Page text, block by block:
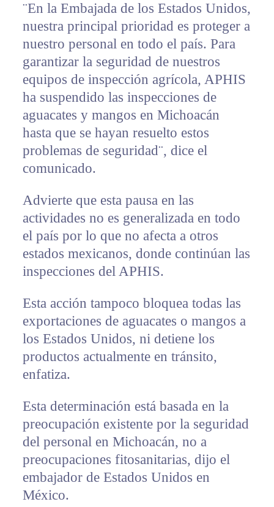
¨En la Embajada de los Estados Unidos,
nuestra principal prioridad es proteger a
nuestro personal en todo el país. Para
garantizar la seguridad de nuestros
equipos de inspección agrícola, APHIS
ha suspendido las inspecciones de
aguacates y mangos en Michoacán
hasta que se hayan resuelto estos
problemas de seguridad¨, dice el
comunicado.
Advierte que esta pausa en las
actividades no es generalizada en todo
el país por lo que no afecta a otros
estados mexicanos, donde continúan las
inspecciones del APHIS.
Esta acción tampoco bloquea todas las
exportaciones de aguacates o mangos a
los Estados Unidos, ni detiene los
productos actualmente en tránsito,
enfatiza.
Esta determinación está basada en la
preocupación existente por la seguridad
del personal en Michoacán, no a
preocupaciones fitosanitarias, dijo el
embajador de Estados Unidos en
México.